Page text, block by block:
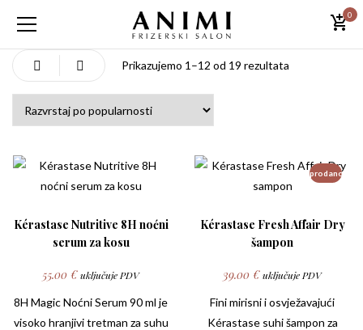
0
Prikazujemo 1–12 od 19 rezultata
Kérastase Nutritive 8H noćni
serum za kosu
55.00 € uključuje PDV
8H Magic Noćni Serum 90 ml je
visoko hranjivi tretman za suhu
prodano
Kérastase Fresh Affair Dry
šampon
39.00 € uključuje PDV
Fini mirisni i osvježavajući
Kérastasesuhi šampon za